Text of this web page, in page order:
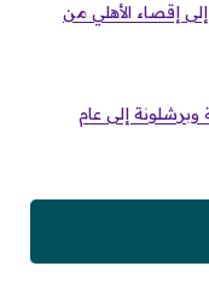
إقصاء الأهلي من
وبرشلونة إلى عام